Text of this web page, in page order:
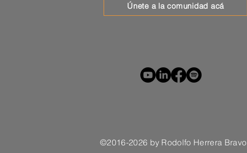
Únete a la comunidad acá
©2016-2026 by Rodolfo Herrera Bravo